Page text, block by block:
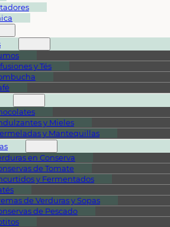
y Tés
y Mieles
y Mantequillas
en Conserva
de Tomate
y Fermentados
de Verduras y Sopas
de Pescado